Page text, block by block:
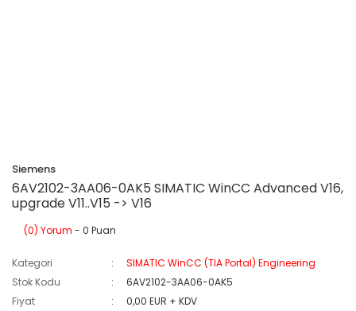
Siemens
6AV2102-3AA06-0AK5 SIMATIC WinCC Advanced V16,
upgrade V11..V15 -> V16
(0) Yorum - 0 Puan
Kategori
SIMATIC WinCC (TIA Portal) Engineering
Stok Kodu
6AV2102-3AA06-0AK5
Fiyat
0,00 EUR + KDV